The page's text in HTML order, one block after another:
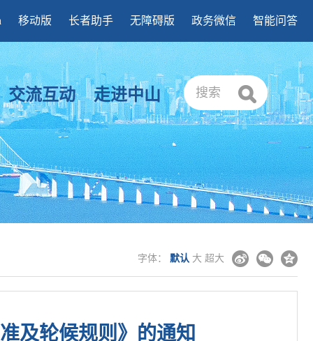
移动版 长者助手 无障碍版 政务微信 智能问答
交流互动 走进中山 搜索
字体： 默认 大 超大
及轮候规则》的通知